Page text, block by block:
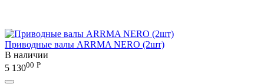
Приводные валы ARRMA NERO (2шт)
В наличии
5 13000 Р